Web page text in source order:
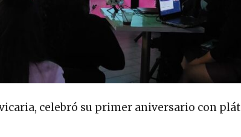
celebró su primer aniversario con